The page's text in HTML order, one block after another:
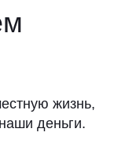
жизнь,
деньги.